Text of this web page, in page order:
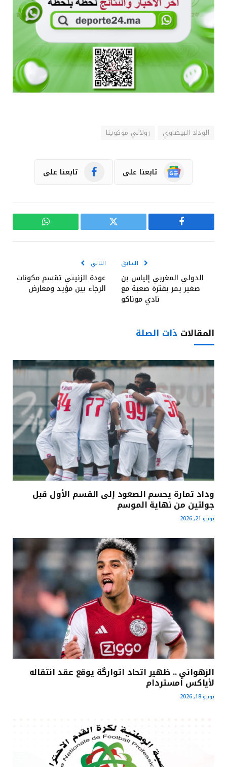
الوداد البيضاوي رولاني موكوينا
تابعنا على تابعنا على
فيسبوك تويتر واتساب
السابق
الدولي المغربي إلياس بن
صغير يمر بفترة صعبة مع
نادي موناكو
التالي
عودة الزنيتي تقسم مكونات
الرجاء بين مؤيد ومعارض
المقالات ذات الصلة
وداد تمارة يحسم الصعود إلى القسم الأول قبل
جولتين من نهاية الموسم
يونيو 21, 2026
الزهواني .. ظهير اتحاد اتوارگة يوقع عقد انتقاله
لأياكس أمستردام
يونيو 18, 2026